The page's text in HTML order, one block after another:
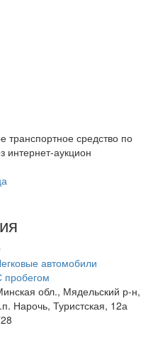
средство по
интернет-аукцион
автомобили
пробегом
обл., Мядельский р-н,
Нарочь, Туристская, 12а